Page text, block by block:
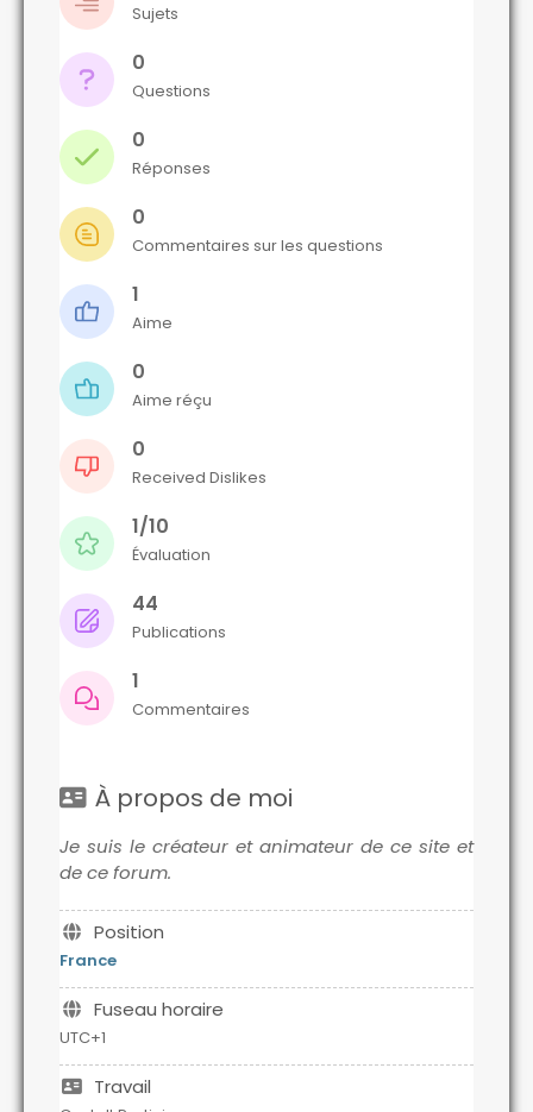
Sujets
0
Questions
0
Réponses
0
Commentaires sur les questions
1
Aime
0
Aime réçu
0
Received Dislikes
1/10
Évaluation
44
Publications
1
Commentaires
À propos de moi
Je suis le créateur et animateur de ce site et
de ce forum.
Position
France
Fuseau horaire
UTC+1
Travail